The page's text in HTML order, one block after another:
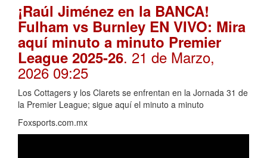
¡Raúl Jiménez en la BANCA!
Fulham vs Burnley EN VIVO: Mira
aquí minuto a minuto Premier
League 2025-26. 21 de Marzo,
2026 09:25
Los Cottagers y los Clarets se enfrentan en la Jornada 31 de
la Premier League; sigue aquí el minuto a minuto
Foxsports.com.mx